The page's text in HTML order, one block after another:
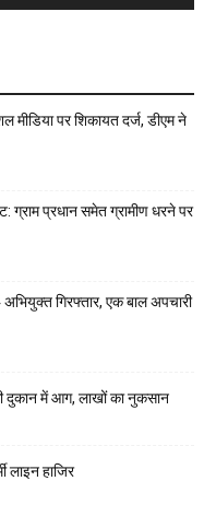
पर शिकायत दर्ज, डीएम ने
प्रधान समेत ग्रामीण धरने पर
गिरफ्तार, एक बाल अपचारी
दुकान में आग, लाखों का नुकसान
लाइन हाजिर